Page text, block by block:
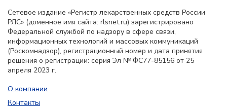
Сетевое издание «Регистр лекарственных средств России
РЛС» (доменное имя сайта: rlsnet.ru) зарегистрировано
Федеральной службой по надзору в сфере связи,
информационных технологий и массовых коммуникаций
(Роскомнадзор), регистрационный номер и дата принятия
решения о регистрации: серия Эл № ФС77-85156 от 25
апреля 2023 г.
О компании
Контакты